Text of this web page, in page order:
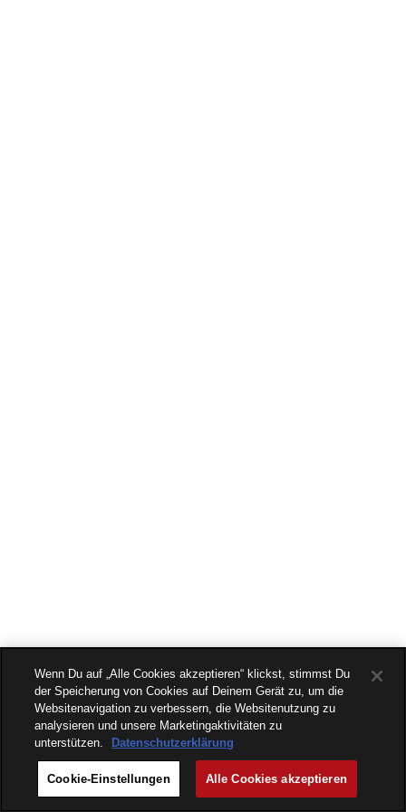
Wenn Du auf „Alle Cookies akzeptieren“ klickst, stimmst Du
der Speicherung von Cookies auf Deinem Gerät zu, um die
Websitenavigation zu verbessern, die Websitenutzung zu
analysieren und unsere Marketingaktivitäten zu
unterstützen.
Datenschutzerklärung
Cookie-Einstellungen Alle Cookies akzeptieren